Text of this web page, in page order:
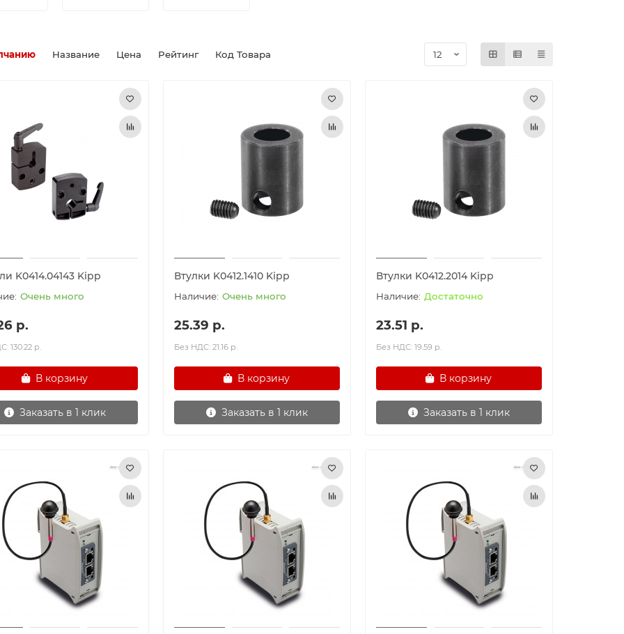
Название Цена Рейтинг Код Товара
K0414.04143 Kipp
Очень много
р.
130.22 р.
В корзину
Заказать в 1 клик
Втулки K0412.1410 Kipp
Очень много
25.39 р.
Без НДС: 21.16 р.
В корзину
Заказать в 1 клик
Втулки K0412.2014 Kipp
Достаточно
23.51 р.
Без НДС: 19.59 р.
В корзину
Заказать в 1 клик